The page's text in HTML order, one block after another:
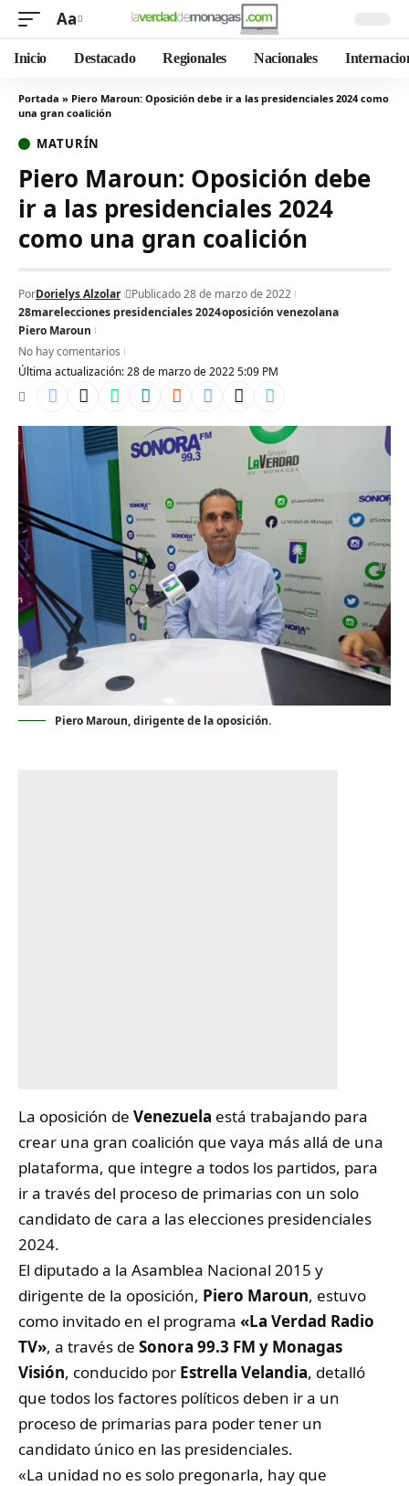
Aa
Inicio Destacado Regionales Nacionales
Portada » Piero Maroun: Oposición debe ir a las presidenciales 2024 como
una gran coalición
MATURÍN
Piero Maroun: Oposición debe
ir a las presidenciales 2024
como una gran coalición
Última actualización: 28 de marzo de 2022 5:09 PM
PorDorielys Alzolar
Publicado 28 de marzo de 2022
28marelecciones presidenciales 2024oposición venezolana
Piero Maroun
No hay comentarios
Piero Maroun, dirigente de la oposición.
La oposición de Venezuela está trabajando para
crear una gran coalición que vaya más allá de una
plataforma, que integre a todos los partidos, para
ir a través del proceso de primarias con un solo
candidato de cara a las elecciones presidenciales
2024.
El diputado a la Asamblea Nacional 2015 y
dirigente de la oposición, Piero Maroun, estuvo
como invitado en el programa «La Verdad Radio
TV», a través de Sonora 99.3 FM y Monagas
Visión, conducido por Estrella Velandia, detalló
que todos los factores políticos deben ir a un
proceso de primarias para poder tener un
candidato único en las presidenciales.
«La unidad no es solo pregonarla, hay que